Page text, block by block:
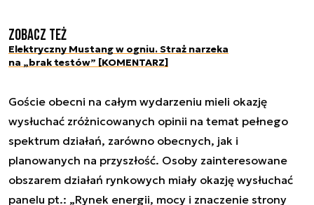
Zobacz też
Elektryczny Mustang w ogniu. Straż narzeka
na „brak testów” [KOMENTARZ]
Goście obecni na całym wydarzeniu mieli okazję
wysłuchać zróżnicowanych opinii na temat pełnego
spektrum działań, zarówno obecnych, jak i
planowanych na przyszłość. Osoby zainteresowane
obszarem działań rynkowych miały okazję wysłuchać
panelu pt.: „Rynek energii, mocy i znaczenie strony